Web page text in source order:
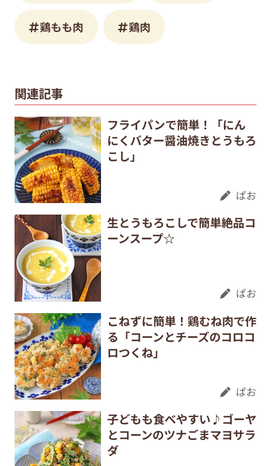
鶏もも肉 鶏肉
関連記事
フライパンで簡単！「にん
にくバター醤油焼きとうもろ
こし」
ぱお
生とうもろこしで簡単絶品コ
ーンスープ☆
ぱお
こねずに簡単！鶏むね肉で作
る「コーンとチーズのコロコ
ロつくね」
ぱお
子どもも食べやすい♪ゴーヤ
とコーンのツナごまマヨサラ
ダ